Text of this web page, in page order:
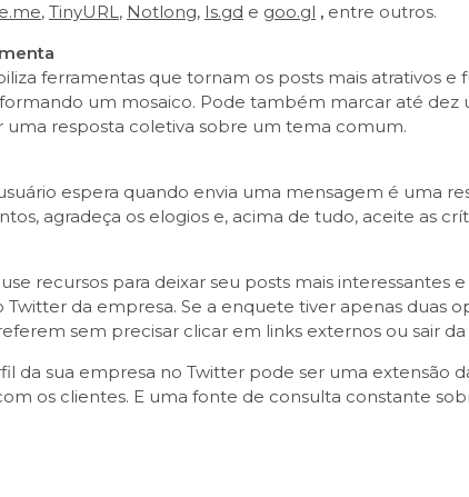
, TinyURL, Notlong, Is.gd e goo.gl , entre outros.
ferramentas que tornam os posts mais atrativos
um mosaico. Pode também marcar até
uma resposta coletiva sobre um tema comum.
espera quando envia uma mensagem é uma
agradeça os elogios e, acima de tudo, aceite as
recursos para deixar seu posts mais
da empresa. Se a enquete tiver apenas duas
sem precisar clicar em links externos ou sair da
da sua empresa no Twitter pode ser uma extensão
os clientes. E uma fonte de consulta constante